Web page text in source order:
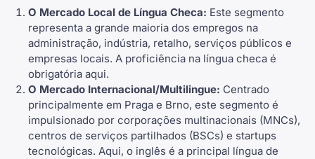
O Mercado Local de Língua Checa: Este segmento
representa a grande maioria dos empregos na
administração, indústria, retalho, serviços públicos e
empresas locais. A proficiência na língua checa é
obrigatória aqui.
O Mercado Internacional/Multilingue: Centrado
principalmente em Praga e Brno, este segmento é
impulsionado por corporações multinacionais (MNCs),
centros de serviços partilhados (BSCs) e startups
tecnológicas. Aqui, o inglês é a principal língua de